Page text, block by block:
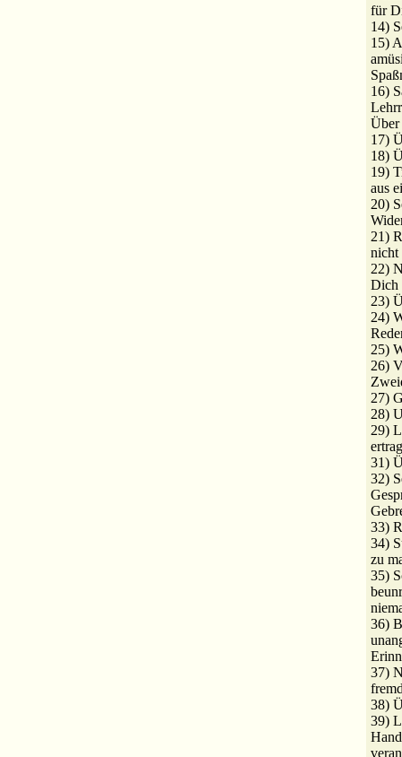
für
14)
15)
16)
Über
17)
18)
19)
aus
20)
21)
nicht
22)
Dich
23)
24)
25)
26)
27)
28)
29)
31)
32)
33)
34)
zu
35)
36)
37)
38)
39)